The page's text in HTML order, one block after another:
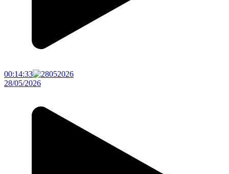
00:14:33
28/05/2026